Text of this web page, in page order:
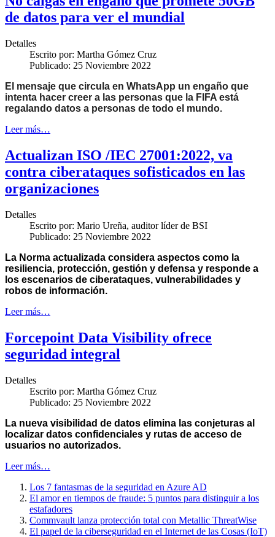
de datos para ver el mundial
Detalles
Escrito por: Martha Gómez Cruz
Publicado: 25 Noviembre 2022
El mensaje que circula en WhatsApp un engaño que
intenta hacer creer a las personas que la FIFA está
regalando datos a personas de todo el mundo.
Leer más…
Actualizan ISO /IEC 27001:2022, va
contra ciberataques sofisticados en las
organizaciones
Detalles
Escrito por: Mario Ureña, auditor líder de BSI
Publicado: 25 Noviembre 2022
La Norma actualizada considera aspectos como la
resiliencia, protección, gestión y defensa y responde a
los escenarios de ciberataques, vulnerabilidades y
robos de información.
Leer más…
Forcepoint Data Visibility ofrece
seguridad integral
Detalles
Escrito por: Martha Gómez Cruz
Publicado: 25 Noviembre 2022
La nueva visibilidad de datos elimina las conjeturas al
localizar datos confidenciales y rutas de acceso de
usuarios no autorizados.
Leer más…
Los 7 fantasmas de la seguridad en Azure AD
El amor en tiempos de fraude: 5 puntos para distinguir a los
estafadores
Commvault lanza protección total con Metallic ThreatWise
El papel de la ciberseguridad en el Internet de las Cosas (IoT)